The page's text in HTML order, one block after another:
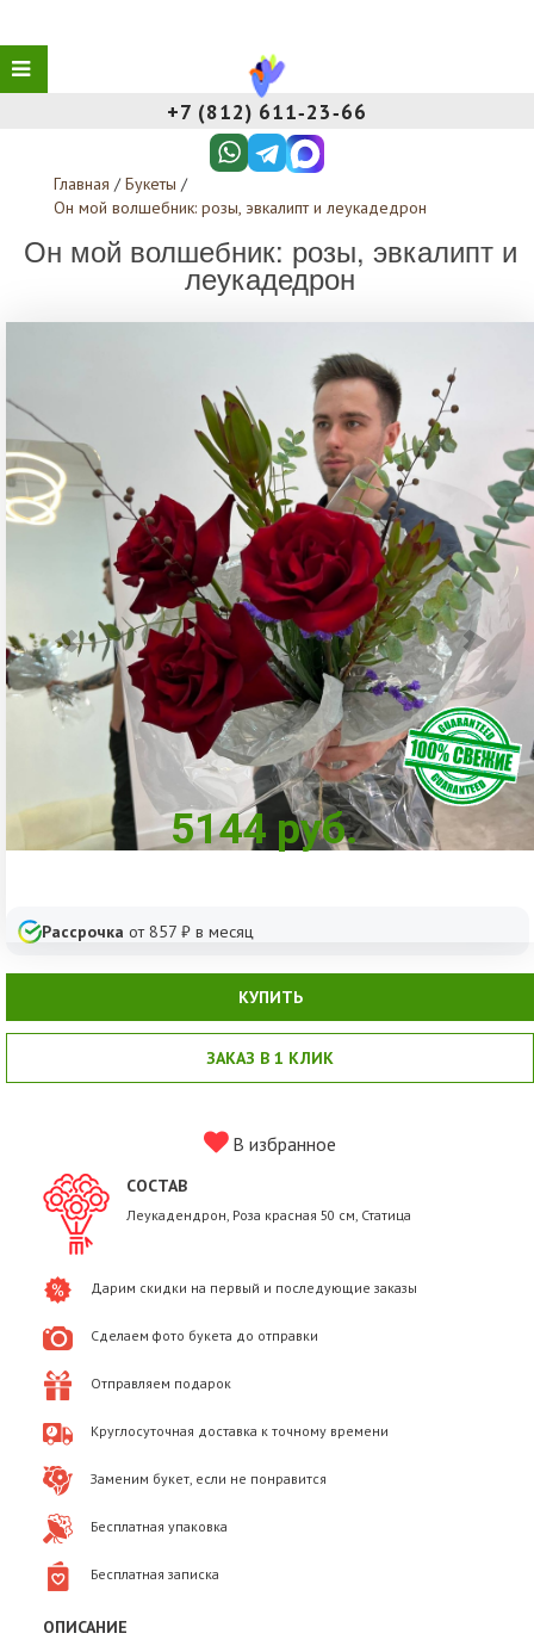
+7 (812) 611‑23‑66
Главная / Букеты /
Он мой волшебник: розы, эвкалипт и леукадедрон
Он мой волшебник: розы, эвкалипт и
леукадедрон
5144 руб.
Рассрочка от857 ₽ в месяц
КУПИТЬ
ЗАКАЗ В 1 КЛИК
В избранное
СОСТАВ
Леукадендрон, Роза красная 50 см, Статица
Дарим скидки на первый и последующие заказы
Сделаем фото букета до отправки
Отправляем подарок
Круглосуточная доставка к точному времени
Заменим букет, если не понравится
Бесплатная упаковка
Бесплатная записка
ОПИСАНИЕ